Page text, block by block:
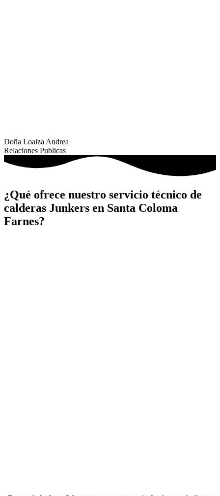
Doña Loaiza Andrea
Relaciones Publicas
¿Qué ofrece nuestro servicio técnico de
calderas Junkers en Santa Coloma
Farnes?